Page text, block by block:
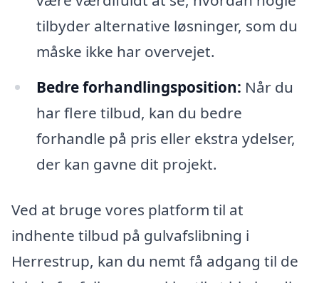
tilbyder alternative løsninger, som du
måske ikke har overvejet.
Bedre forhandlingsposition: Når du
har flere tilbud, kan du bedre
forhandle på pris eller ekstra ydelser,
der kan gavne dit projekt.
Ved at bruge vores platform til at
indhente tilbud på gulvafslibning i
Herrestrup, kan du nemt få adgang til de